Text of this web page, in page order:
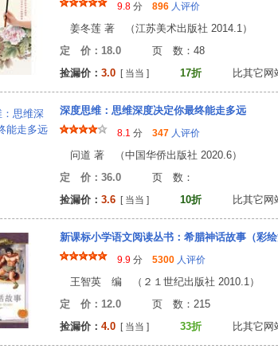
9.8 分 896 人评价
姜冬莲 著 （江苏美术出版社 2014.1）
定 价：18.0 页 数：
捡漏价： 3.0 [ 当当 ] 17折 比其它网
深度思维：思维深度决定你最终能走多远
8.1 分 347 人评价
问道 著 （中国华侨出版社 2020.6）
定 价：36.0 页 数
捡漏价： 3.6 [ 当当 ] 10折 比其它网
新课标小学语文阅读丛书：希腊神话故事（彩绘
9.9 分 5300 人评价
王智英 编 （２１世纪出版社 2010.1）
定 价：12.0 页 数：
捡漏价： 4.0 [ 当当 ] 33折 比其它网